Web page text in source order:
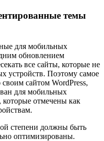
темы
для мобильных
обновлением
все сайты, которые не
устройств. Поэтому самое
сайтом WordPress,
для мобильных
отмечены как
степени должны быть
оптимизированы.